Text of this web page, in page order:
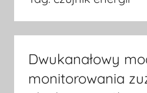
Dwukanałowy
monitorowania